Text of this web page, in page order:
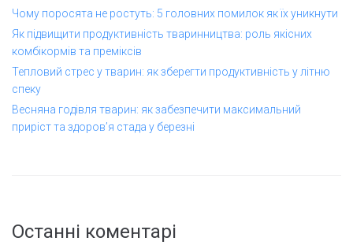
Чому поросята не ростуть: 5 головних помилок як їх уникнути
Як підвищити продуктивність тваринництва: роль якісних
комбікормів та преміксів
Тепловий стрес у тварин: як зберегти продуктивність у літню
спеку
Весняна годівля тварин: як забезпечити максимальний
приріст та здоров’я стада у березні
Останні коментарі